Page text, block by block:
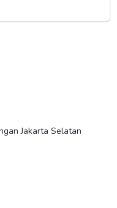
Jakarta Selatan